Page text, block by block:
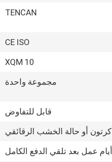
TENCAN
CE ISO
XQM 10
مجموعة واحدة
قابل للتفاوض
كرتون أو حالة الخشب الرقائقي